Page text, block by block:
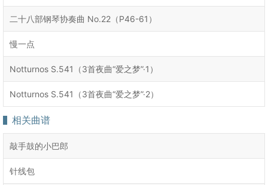
二十八部钢琴协奏曲 No.22（P46-61）
慢一点
Notturnos S.541（3首夜曲“爱之梦”·1）
Notturnos S.541（3首夜曲“爱之梦”·2）
相关曲谱
敲手鼓的小巴郎
针线包